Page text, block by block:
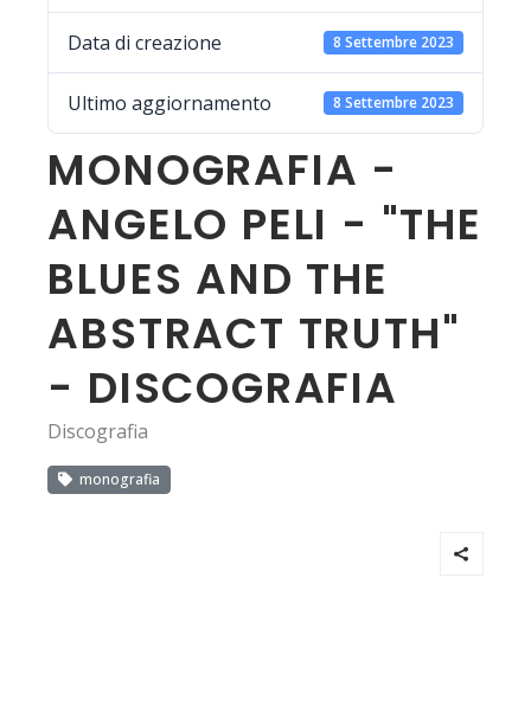
Data di creazione 8 Settembre 2023
Ultimo aggiornamento 8 Settembre 2023
MONOGRAFIA -
ANGELO PELI - "THE
BLUES AND THE
ABSTRACT TRUTH"
- DISCOGRAFIA
Discografia
monografia